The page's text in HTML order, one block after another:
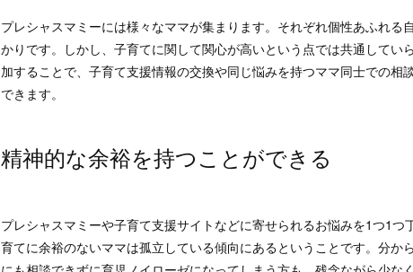
プレシャスマミーには様々なママが集まります。それぞれ個性あふれる
かりです。しかし、子育てに関して関心が高いという点では共通してい
加することで、子育て支援情報の交換や同じ悩みを持つママ同士での相
できます。
精神的な余裕を持つことができる
プレシャスマミーや子育て支援サイトなどに寄せられるお悩みを1つ1
育てに余裕のないママは孤立している傾向にあるということです。分か